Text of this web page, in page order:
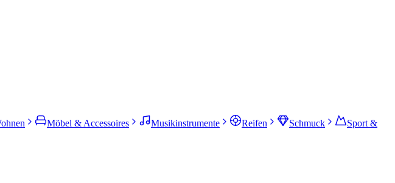
Möbel & Accessoires Musikinstrumente Reifen Schmuck
Sport &